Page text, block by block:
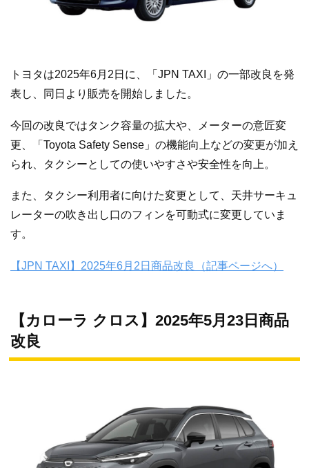
トヨタは2025年6月2日に、「JPN TAXI」の一部改良を発
表し、同日より販売を開始しました。
今回の改良ではタンク容量の拡大や、メーターの意匠変
更、「Toyota Safety Sense」の機能向上などの変更が加え
られ、タクシーとしての使いやすさや安全性を向上。
また、タクシー利用者に向けた変更として、天井サーキュ
レーターの吹き出し口のフィンを可動式に変更していま
す。
【JPN TAXI】2025年6月2日商品改良（記事ページへ）
【カローラ クロス】2025年5月23日商品
改良